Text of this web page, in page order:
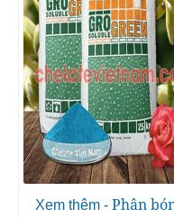
Xem thêm - Phân